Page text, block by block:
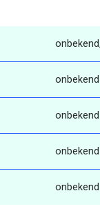
onbekend
onbekend
onbekend